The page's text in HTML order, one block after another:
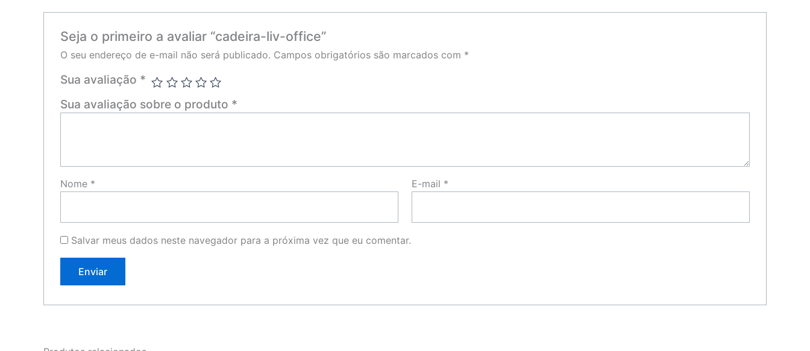
Seja o primeiro a avaliar “cadeira-liv-office”
O seu endereço de e-mail não será publicado. Campos obrigatórios são marcados com *
Sua avaliação *
Sua avaliação sobre o produto *
Nome * E-mail *
Salvar meus dados neste navegador para a próxima vez que eu comentar.